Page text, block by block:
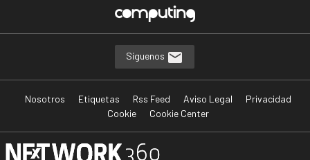
Síguenos
Nosotros Etiquetas Rss Feed Aviso Legal
Privacidad
Cookie
Cookie Center